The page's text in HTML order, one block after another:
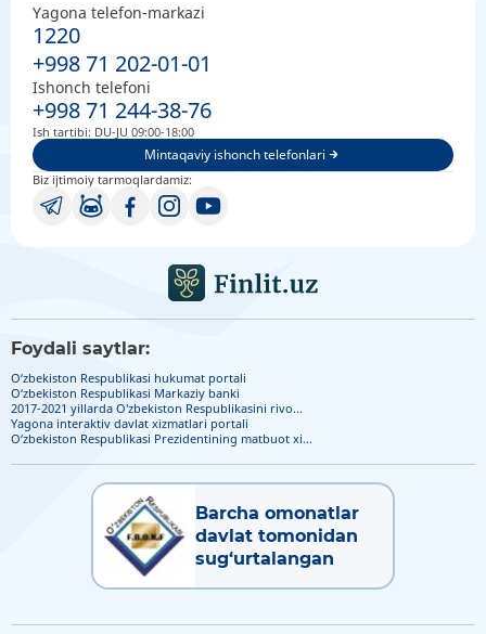
Yagona telefon-markazi
1220
+998 71 202-01-01
Ishonch telefoni
+998 71 244-38-76
Ish tartibi: DU-JU 09:00-18:00
Mintaqaviy ishonch telefonlari
Biz ijtimoiy tarmoqlardamiz:
Foydali saytlar:
O‘zbekiston Respublikasi hukumat portali
O‘zbekiston Respublikasi Markaziy banki
2017-2021 yillarda O'zbekiston Respublikasini rivo...
Yagona interaktiv davlat xizmatlari portali
O‘zbekiston Respublikasi Prezidentining matbuot xi...
Barcha omonatlar
davlat tomonidan
sug‘urtalangan